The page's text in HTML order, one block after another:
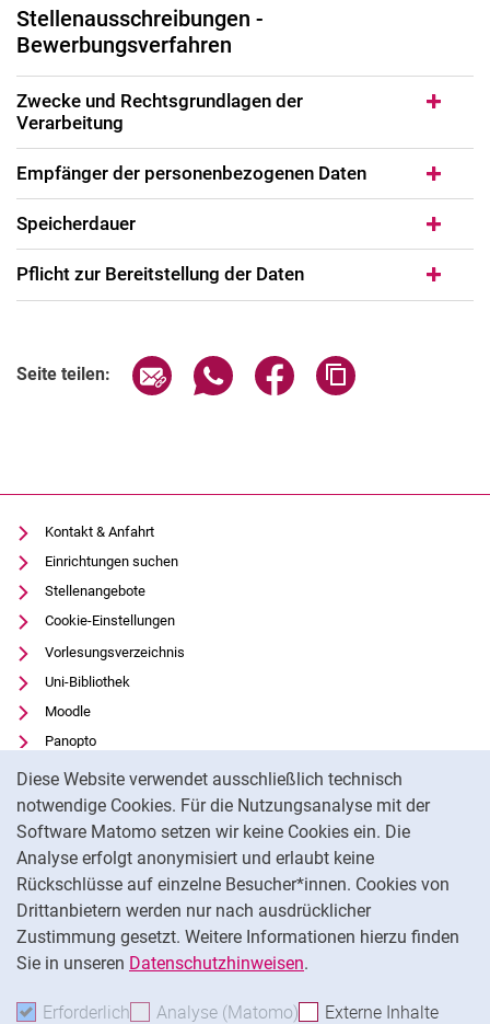
Diese Website verwendet ausschließlich technisch
notwendige Cookies. Für die Nutzungsanalyse mit der
Software Matomo setzen wir keine Cookies ein. Die
Analyse erfolgt anonymisiert und erlaubt keine
Rückschlüsse auf einzelne Besucher*innen. Cookies von
Drittanbietern werden nur nach ausdrücklicher
Zustimmung gesetzt. Weitere Informationen hierzu finden
Sie in unseren Datenschutzhinweisen.
Erforderlich Erforderliche Cookies akzeptieren
Analyse (Matomo) Analyse-Cookies
Externe Inhalte
Stellenausschreibungen -
Bewerbungsverfahren
Zwecke und Rechtsgrundlagen der
Verarbeitung
Empfänger der personenbezogenen Daten
Speicherdauer
Pflicht zur Bereitstellung der Daten
Seite teilen: Seite über E-Mail teilen
Seite über WhatsApp teilen
Seite über Facebook
Kontakt & Anfahrt
Einrichtungen suchen
Stellenangebote
Cookie-Einstellungen
Vorlesungsverzeichnis
Uni-Bibliothek
Moodle
Panopto
Datenschutz
Barrierefreiheit
Transparenter KI-Einsatz
Impressum
Externer Link: Universität Kassel auf
Facebook(öffnet neues Fenster)
Externer Link: Universität Kassel auf
Instagram (öffnet neues Fenster)